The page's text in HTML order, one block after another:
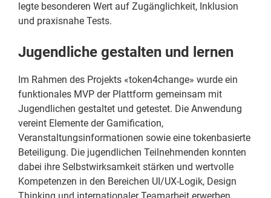
legte besonderen Wert auf Zugänglichkeit, Inklusion
und praxisnahe Tests.
Jugendliche gestalten und lernen
Im Rahmen des Projekts «token4change» wurde ein
funktionales MVP der Plattform gemeinsam mit
Jugendlichen gestaltet und getestet. Die Anwendung
vereint Elemente der Gamification,
Veranstaltungsinformationen sowie eine tokenbasierte
Beteiligung. Die jugendlichen Teilnehmenden konnten
dabei ihre Selbstwirksamkeit stärken und wertvolle
Kompetenzen in den Bereichen UI/UX-Logik, Design